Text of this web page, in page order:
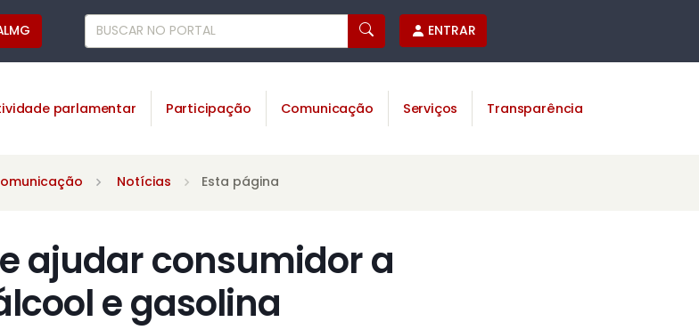
ENTRAR
parlamentar Participação Comunicação Serviços Transparência
Notícias Esta página
ajudar consumidor a
e gasolina